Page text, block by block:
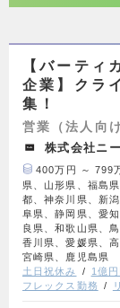
【バーティ
企業】クラ
集！
営業（法人向け
株式会社ニ
400万円 ～ 799
県、山形県、福島
都、神奈川県、新
阜県、静岡県、愛
良県、和歌山県、
香川県、愛媛県、
宮崎県、鹿児島県
土日祝休み
1億
フレックス勤務